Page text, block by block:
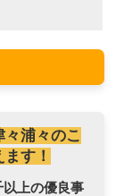
浦々のこ
す！
上の優良事